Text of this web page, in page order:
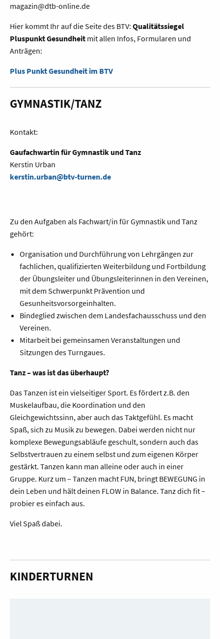
magazin@dtb-online.de
Hier kommt Ihr auf die Seite des BTV: Qualitätssiegel
Pluspunkt Gesundheit mit allen Infos, Formularen und
Anträgen:
Plus Punkt Gesundheit im BTV
GYMNASTIK/TANZ
Kontakt:
Gaufachwartin für Gymnastik und Tanz
Kerstin Urban
kerstin.urban@btv-turnen.de
Zu den Aufgaben als Fachwart/in für Gymnastik und Tanz
gehört:
Organisation und Durchführung von Lehrgängen zur
fachlichen, qualifizierten Weiterbildung und Fortbildung
der Übungsleiter und Übungsleiterinnen in den Vereinen,
mit dem Schwerpunkt Prävention und
Gesunheitsvorsorgeinhalten.
Bindeglied zwischen dem Landesfachausschuss und den
Vereinen.
Mitarbeit bei gemeinsamen Veranstaltungen und
Sitzungen des Turngaues.
Tanz – was ist das überhaupt?
Das Tanzen ist ein vielseitiger Sport. Es fördert z.B. den
Muskelaufbau, die Koordination und den
Gleichgewichtssinn, aber auch das Taktgefühl. Es macht
Spaß, sich zu Musik zu bewegen. Dabei werden nicht nur
komplexe Bewegungsabläufe geschult, sondern auch das
Selbstvertrauen zu einem selbst und zum eigenen Körper
gestärkt. Tanzen kann man alleine oder auch in einer
Gruppe. Kurz um – Tanzen macht FUN, bringt BEWEGUNG in
dein Leben und hält deinen FLOW in Balance. Tanz dich fit –
probier es einfach aus.
Viel Spaß dabei.
KINDERTURNEN